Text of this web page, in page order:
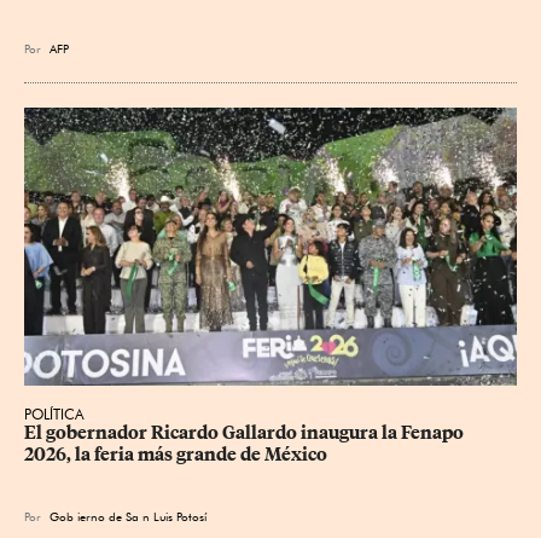
Por AFP
POLÍTICA
​El gobernador Ricardo Gallardo inaugura la Fenapo
2026, la feria más grande de México
Por Gob ierno de Sa n Luis Potosí